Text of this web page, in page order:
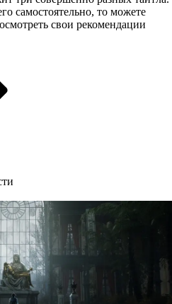
самостоятельно, то можете
свои рекомендации